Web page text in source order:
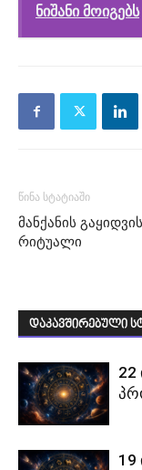
ნიშანი მოიგებს
წინა სტატიაში
მანქანის გაყიდვის
რიტუალი
დაკავშირებული
22
19